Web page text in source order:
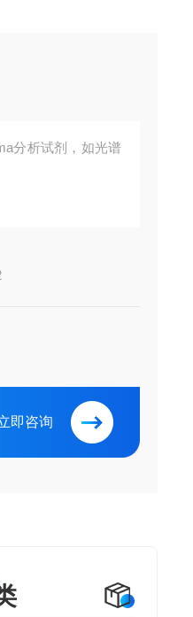
分析试剂，如光谱
即咨询